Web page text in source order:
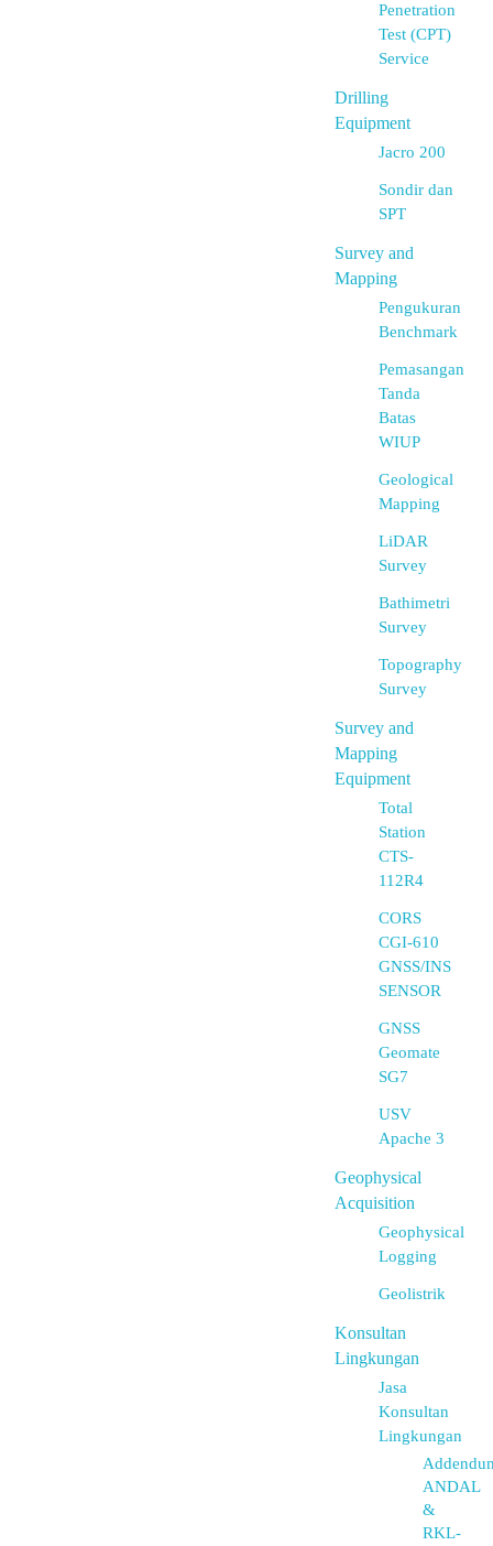
Penetration
Test (CPT)
Service
Drilling
Equipment
Jacro 200
Sondir dan
SPT
Survey and
Mapping
Pengukuran
Benchmark
Pemasangan
Tanda
Batas
WIUP
Geological
Mapping
LiDAR
Survey
Bathimetri
Survey
Topography
Survey
Survey and
Mapping
Equipment
Total
Station
CTS-
112R4
CORS
CGI-610
GNSS/INS
SENSOR
GNSS
Geomate
SG7
USV
Apache 3
Geophysical
Acquisition
Geophysical
Logging
Geolistrik
Konsultan
Lingkungan
Jasa
Konsultan
Lingkungan
ANDAL
&
RKL-